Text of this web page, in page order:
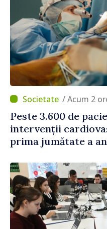
/ Acum 2
Peste 3.600 de
intervenții
prima jumătate a